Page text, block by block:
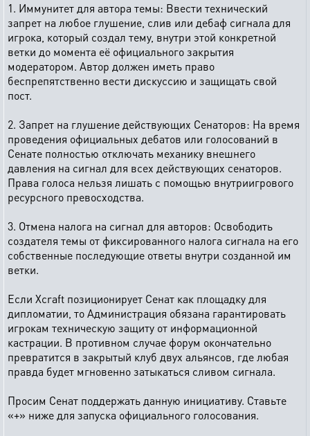
1. Иммунитет для автора темы: Ввести технический
запрет на любое глушение, слив или дебаф сигнала для
игрока, который создал тему, внутри этой конкретной
ветки до момента её официального закрытия
модератором. Автор должен иметь право
беспрепятственно вести дискуссию и защищать свой
пост.
2. Запрет на глушение действующих Сенаторов: На время
проведения официальных дебатов или голосований в
Сенате полностью отключать механику внешнего
давления на сигнал для всех действующих сенаторов.
Права голоса нельзя лишать с помощью внутриигрового
ресурсного превосходства.
3. Отмена налога на сигнал для авторов: Освободить
создателя темы от фиксированного налога сигнала на его
собственные последующие ответы внутри созданной им
ветки.
Если Xcraft позиционирует Сенат как площадку для
дипломатии, то Администрация обязана гарантировать
игрокам техническую защиту от информационной
кастрации. В противном случае форум окончательно
превратится в закрытый клуб двух альянсов, где любая
правда будет мгновенно затыкаться сливом сигнала.
Просим Сенат поддержать данную инициативу. Ставьте
«+» ниже для запуска официального голосования.